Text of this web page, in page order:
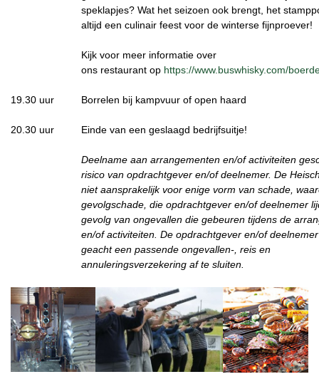
speklapjes? Wat het seizoen ook brengt, het
altijd een culinair feest voor de winterse fijnproever!
Kijk voor meer informatie over
ons restaurant op https://www.buswhisky.com/
19.30 uur Borrelen bij kampvuur of open haard
20.30 uur Einde van een geslaagd bedrijfsuitje!
Deelname aan arrangementen en/of activiteiten
risico van opdrachtgever en/of deelnemer. De
niet aansprakelijk voor enige vorm van schade,
gevolgschade, die opdrachtgever en/of deelnemer
gevolg van ongevallen die gebeuren tijdens de
en/of activiteiten. De opdrachtgever en/of
geacht een passende ongevallen-, reis en
annuleringsverzekering af te sluiten.